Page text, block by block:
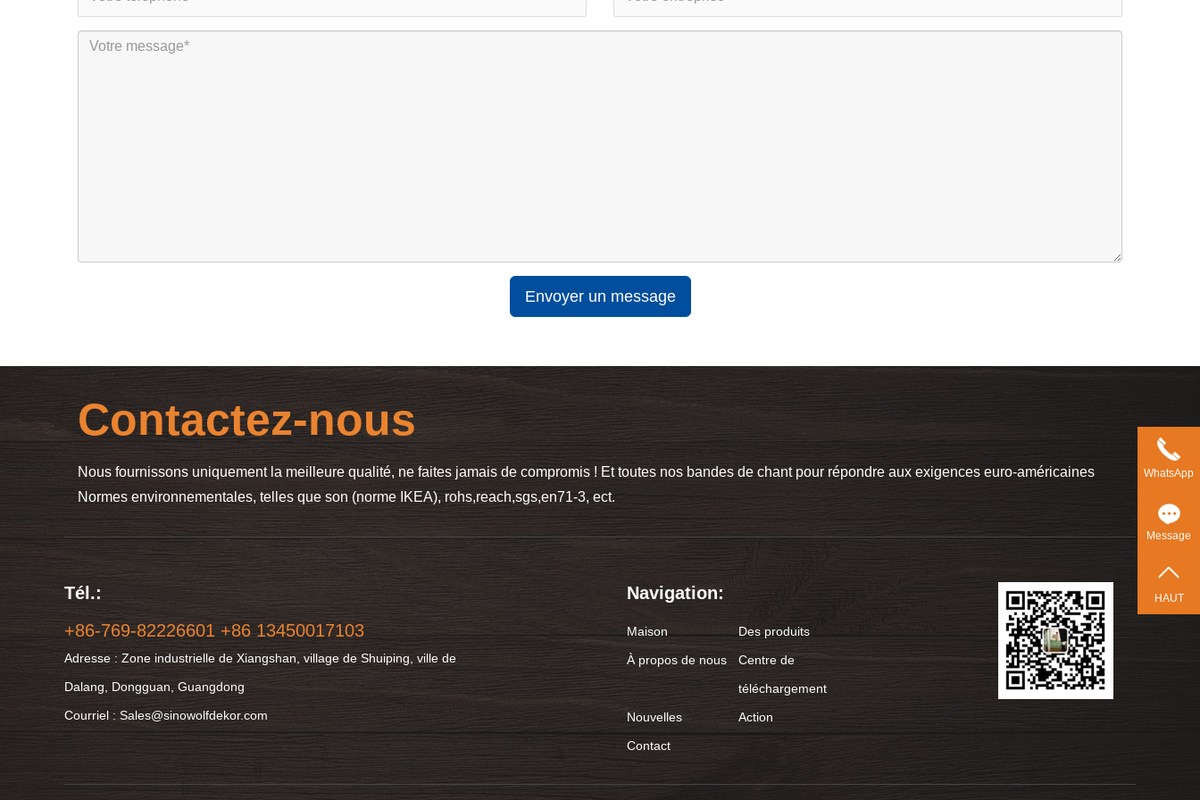
Envoyer un message
Contactez-nous
Nous fournissons uniquement la meilleure qualité, ne faites jamais de compromis ! Et toutes nos bandes de chant pour répondre aux exigences euro-américaines
Normes environnementales, telles que son (norme IKEA), rohs,reach,sgs,en71-3, ect.
Tél.:
+86-769-82226601 +86 13450017103
Adresse : Zone industrielle de Xiangshan, village de Shuiping, ville de
Dalang, Dongguan, Guangdong
Courriel : Sales@sinowolfdekor.com
Navigation:
Maison
Des produits
À propos de nous
Centre de
téléchargement
Nouvelles
Action
Contact
WhatsApp
Message
HAUT